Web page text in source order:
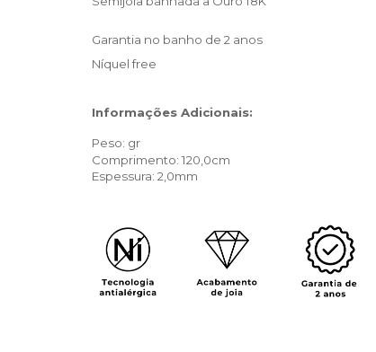
Garantia no banho de 2 anos
Níquel free
Informações Adicionais:
Peso: gr
Comprimento: 120,0cm
Espessura: 2,0mm